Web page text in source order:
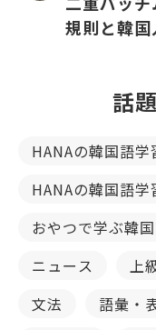
規則と韓
話
HANAの韓国語学
HANAの韓国語
おやつで学ぶ韓
ニュース
上
文法
語彙・